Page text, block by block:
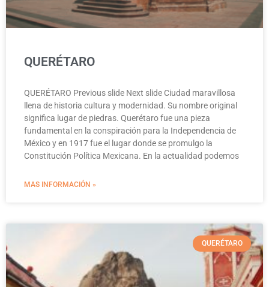
QUERÉTARO
QUERÉTARO Previous slide Next slide Ciudad maravillosa
llena de historia cultura y modernidad. Su nombre original
significa lugar de piedras. Querétaro fue una pieza
fundamental en la conspiración para la Independencia de
México y en 1917 fue el lugar donde se promulgo la
Constitución Política Mexicana. En la actualidad podemos
MAS INFORMACIÓN »
QUERÉTARO